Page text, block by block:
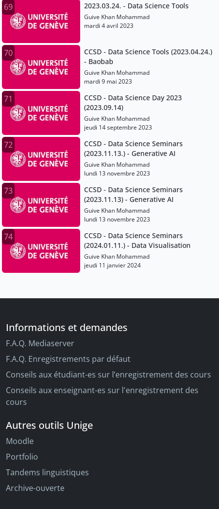
69 2023.03.24. - Data Science Tools
Guive Khan Mohammad
mardi 4 avril 2023
70
CCSD - Data Science Tools (2023.04.24.)
- Baobab
Guive Khan Mohammad
mardi 9 mai 2023
71
CCSD - Data Science Day 2023
(2023.09.14)
Guive Khan Mohammad
jeudi 14 septembre 2023
72
CCSD - Data Science Seminars
(2023.11.13.) - Generative AI
Guive Khan Mohammad
lundi 13 novembre 2023
73
CCSD - Data Science Seminars
(2023.11.13) - Generative AI
Guive Khan Mohammad
lundi 13 novembre 2023
74
CCSD - Data Science Seminars
(2024.01.11.) - Data Visualisation
Guive Khan Mohammad
jeudi 11 janvier 2024
Informations et demandes
F.A.Q. Mediaserver
F.A.Q. Enregistrements par défaut
Conseils aux étudiant-es sur l’enregistrement des cours
Conseils aux enseignant-es sur l'enregistrement des
cours
Autres outils Unige
Moodle
Portfolio
Tandems linguistiques
Archive-ouverte